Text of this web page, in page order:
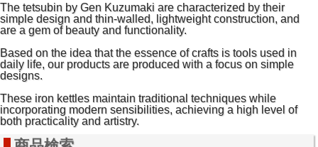
The tetsubin by Gen Kuzumaki are characterized by their
simple design and thin-walled, lightweight construction, and
are a gem of beauty and functionality.
Based on the idea that the essence of crafts is tools used in
daily life, our products are produced with a focus on simple
designs.
These iron kettles maintain traditional techniques while
incorporating modern sensibilities, achieving a high level of
both practicality and artistry.